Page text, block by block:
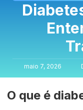
maio 7, 2026
O que é